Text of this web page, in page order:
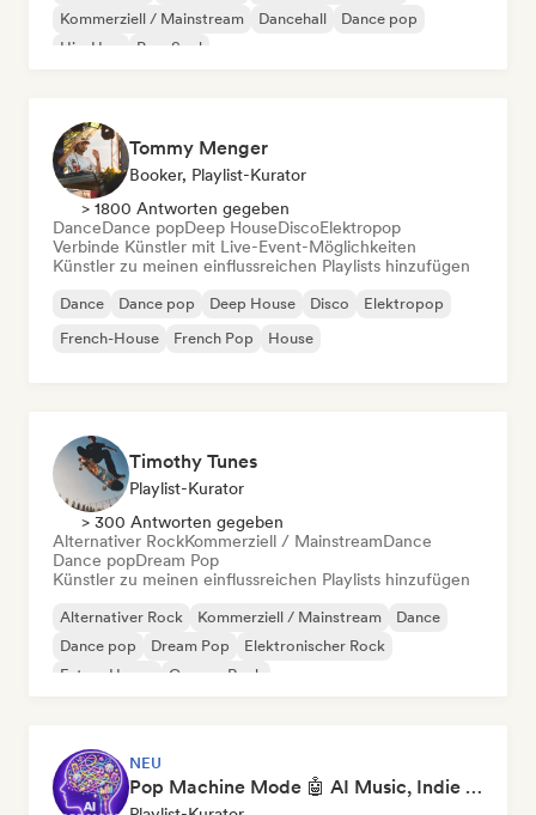
Kommerziell / Mainstream
Dancehall
Dance pop
Hip-Hop
Pop-Soul
Tommy Menger
Booker, Playlist-Kurator
> 1800 Antworten gegeben
DanceDance popDeep HouseDiscoElektropop
Verbinde Künstler mit Live-Event-Möglichkeiten
Künstler zu meinen einflussreichen Playlists hinzufügen
Dance Dance pop Deep House Disco
Elektropop
French-House
French Pop House
Timothy Tunes
Playlist-Kurator
> 300 Antworten gegeben
Alternativer RockKommerziell / MainstreamDance
Dance popDream Pop
Künstler zu meinen einflussreichen Playlists hinzufügen
Alternativer Rock Kommerziell / Mainstream
Dance
Dance pop
Dream Pop
Elektronischer Rock
Future House
Garage-Rock
NEU
Pop Machine Mode 🤖 AI Music, Indie Pop & Dream Pop